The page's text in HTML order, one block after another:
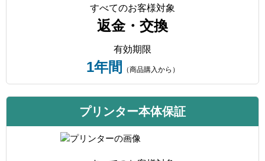
すべてのお客様対象
返金・交換
有効期限
1年間 （商品購入から）
プリンター本体保証